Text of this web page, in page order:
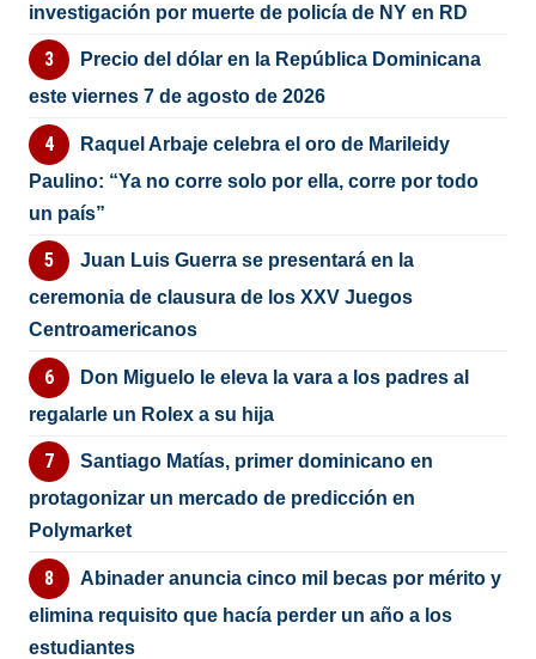
investigación por muerte de policía de NY en RD
Precio del dólar en la República Dominicana
este viernes 7 de agosto de 2026
Raquel Arbaje celebra el oro de Marileidy
Paulino: “Ya no corre solo por ella, corre por todo
un país”
Juan Luis Guerra se presentará en la
ceremonia de clausura de los XXV Juegos
Centroamericanos
Don Miguelo le eleva la vara a los padres al
regalarle un Rolex a su hija
Santiago Matías, primer dominicano en
protagonizar un mercado de predicción en
Polymarket
Abinader anuncia cinco mil becas por mérito y
elimina requisito que hacía perder un año a los
estudiantes